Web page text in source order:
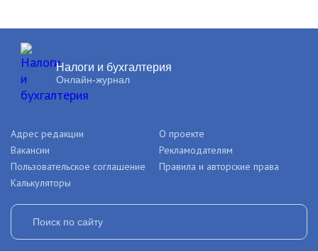
Налоги и бухгалтерия
Онлайн-журнал
Адрес редакции
О проекте
Вакансии
Рекламодателям
Пользовательское соглашение
Правила и авторские права
Калькуляторы